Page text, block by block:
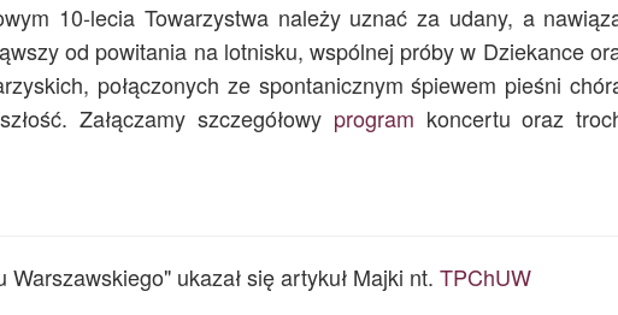
10-lecia Towarzystwa należy uznać za udany, a
od powitania na lotnisku, wspólnej próby w Dziekance
połączonych ze spontanicznym śpiewem pieśni
Załączamy szczegółowy program koncertu oraz
ukazał się artykuł Majki nt. TPChUW